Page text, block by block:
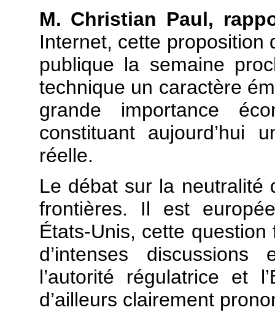
M. Christian Paul,
Internet, cette proposition
publique la semaine
technique un caractère
grande importance
constituant aujourd’hui
réelle.
Le débat sur la neutralité
frontières. Il est
États-Unis, cette question
d’intenses
l’autorité régulatrice et
d’ailleurs clairement